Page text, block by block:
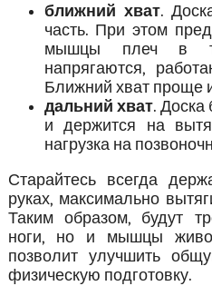
ближний хват.
часть. При этом
мышцы плеч в
напрягаются,
Ближний хват проще
дальний хват. Доска
и держится на
нагрузка на
Старайтесь всегда
руках, максимально
Таким образом, будут
ноги, но и мышцы
позволит улучшить
физическую подготовку.